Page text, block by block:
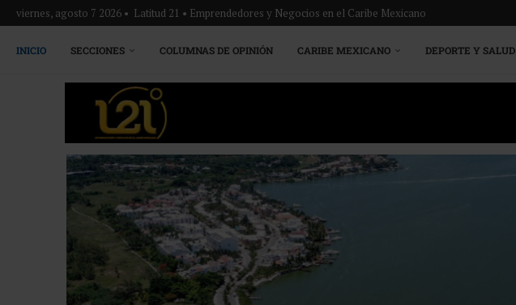
viernes, agosto 7 2026 • Latitud 21 • Emprendedores y Negocios en el Caribe Mexicano
INICIO SECCIONES COLUMNAS DE OPINIÓN CARIBE MEXICANO DEPORTE Y SALUD